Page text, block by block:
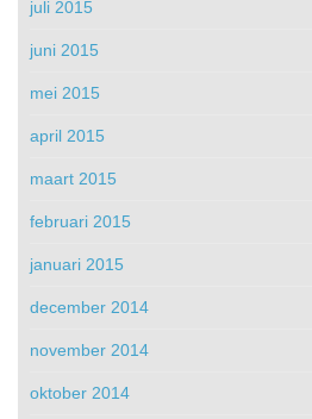
juli 2015
juni 2015
mei 2015
april 2015
maart 2015
februari 2015
januari 2015
december 2014
november 2014
oktober 2014